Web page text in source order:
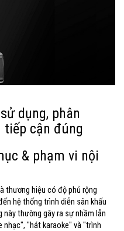
dụng, phân
tiếp cận đúng
& phạm vi nội
thương hiệu có độ phủ rộng
hệ thống trình diễn sân khấu
này thường gây ra sự nhầm lẫn
nhạc", "hát karaoke" và "trình